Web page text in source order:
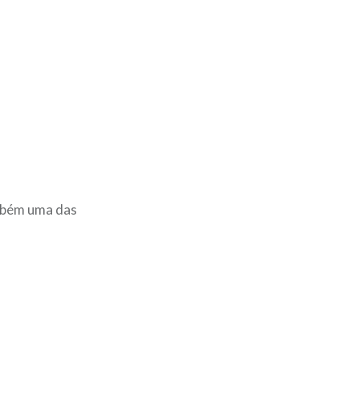
uma das